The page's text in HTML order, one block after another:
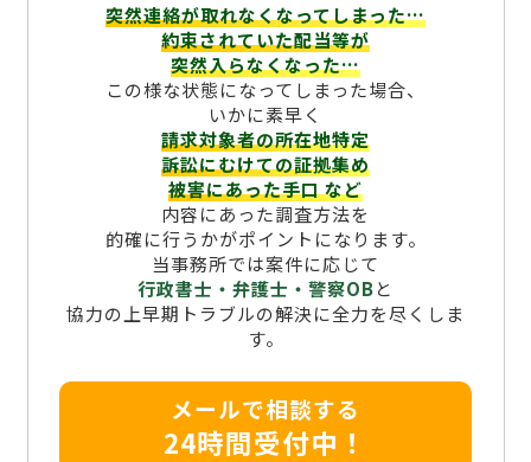
突然連絡が取れなくなってしまった…
約束されていた配当等が
突然入らなくなった…
この様な状態になってしまった場合、
いかに素早く
請求対象者の所在地特定
訴訟にむけての証拠集め
被害にあった手口など
内容にあった調査方法を
的確に行うかがポイントになります。
当事務所では案件に応じて
行政書士・弁護士・警察OBと
協力の上早期トラブルの解決に全力を尽くしま
す。
メールで相談する
24時間受付中！